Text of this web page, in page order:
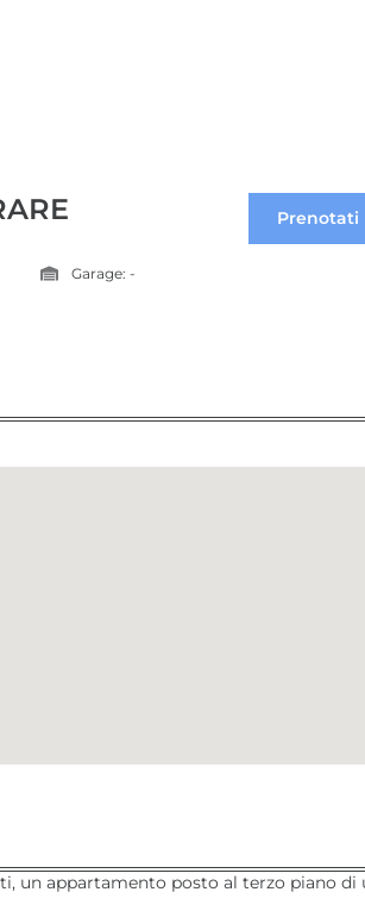
Prenotati
Garage: -
un appartamento posto al terzo piano di